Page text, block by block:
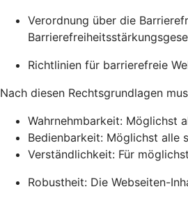
Verordnung über die
Richtlinien für barrierefreie
Nach diesen Rechtsgrundlagen
Wahrnehmbarkeit: Möglichst
Bedienbarkeit: Möglichst alle
Verständlichkeit: Für
Robustheit: Die Webseiten-